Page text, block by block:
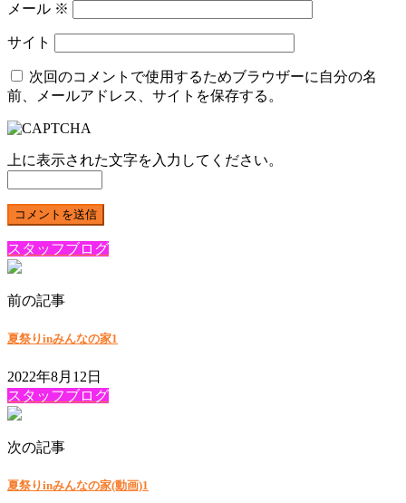
メール ※
サイト
次回のコメントで使用するためブラウザーに自分の名
前、メールアドレス、サイトを保存する。
上に表示された文字を入力してください。
スタッフブログ
前の記事
夏祭りinみんなの家1
2022年8月12日
スタッフブログ
次の記事
夏祭りinみんなの家(動画)1